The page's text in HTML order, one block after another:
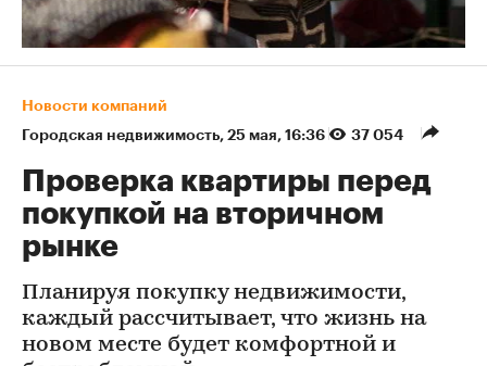
Новости компаний
Городская недвижимость⁠, 25 мая, 16:36 37 054
Проверка квартиры перед
покупкой на вторичном
рынке
Планируя покупку недвижимости,
каждый рассчитывает, что жизнь на
новом месте будет комфортной и